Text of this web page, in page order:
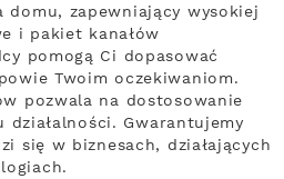
domu, zapewniający wysokiej
i pakiet kanałów
pomogą Ci dopasować
Twoim oczekiwaniom.
pozwala na dostosowanie
Gwarantujemy
się w biznesach, działających